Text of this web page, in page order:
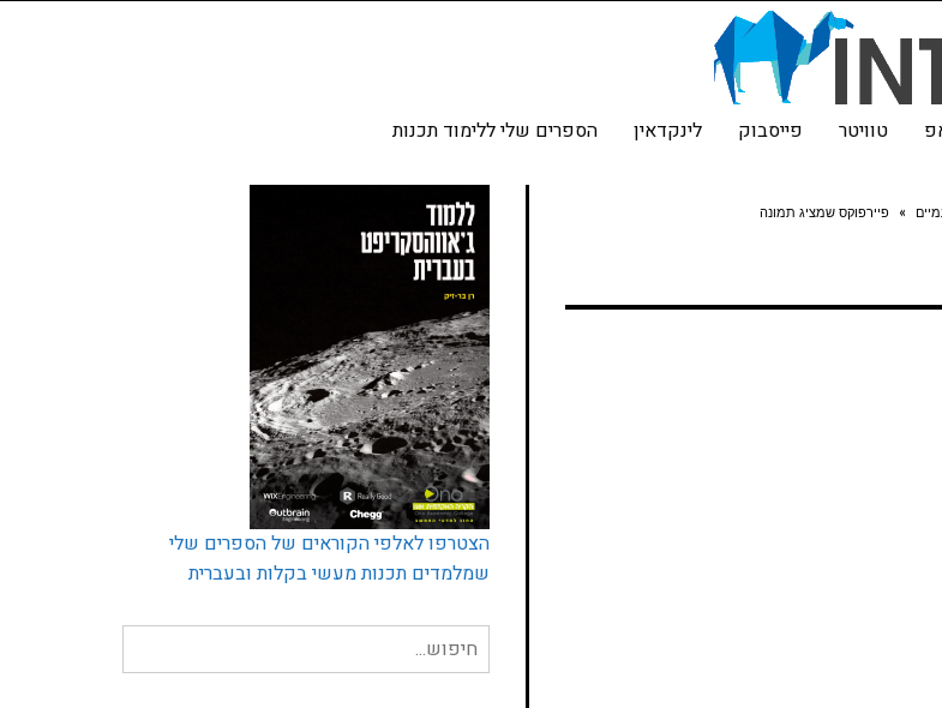
טוויטר פייסבוק לינקדאין הספרים שלי ללימוד תכנות
» פיירפוקס שמציג תמונה
הצטרפו לאלפי הקוראים של הספרים שלי
שמלמדים תכנות מעשי בקלות ובעברית
חיפוש
עבור: